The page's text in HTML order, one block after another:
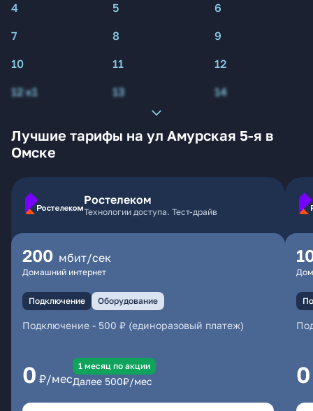
4
5
6
7
8
9
10
11
12
12 к1
13 14
Лучшие тарифы на ул Амурская 5-я в
Омске
Ростелеком
Технологии доступа. Тест-драйв
200 мбит/сек
Домашний интернет
Подключение Оборудование
Подключение - 500 ₽ (единоразовый платеж)
0 ₽/мес
1 месяц по акции
Далее 500₽/мес 0